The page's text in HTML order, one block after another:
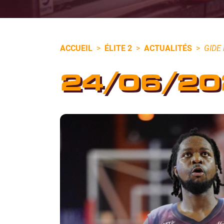
ACCUEIL > ÉLITE 2 > ACTUALITÉS > GIDE
24/06/